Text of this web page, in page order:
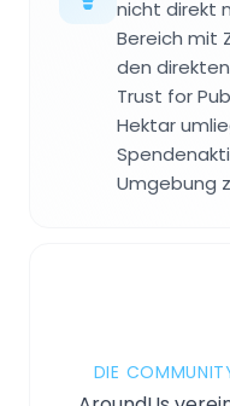
nicht direkt
Bereich mit
den
Trust for
Hektar
Umgebung
DIE